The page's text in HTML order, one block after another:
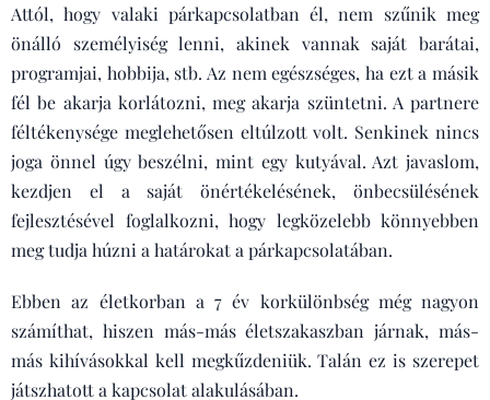
Attól, hogy valaki párkapcsolatban él, nem szűnik meg
önálló személyiség lenni, akinek vannak saját barátai,
programjai, hobbija, stb. Az nem egészséges, ha ezt a másik
fél be akarja korlátozni, meg akarja szüntetni. A partnere
féltékenysége meglehetősen eltúlzott volt. Senkinek nincs
joga önnel úgy beszélni, mint egy kutyával. Azt javaslom,
kezdjen el a saját önértékelésének, önbecsülésének
fejlesztésével foglalkozni, hogy legközelebb könnyebben
meg tudja húzni a határokat a párkapcsolatában.
Ebben az életkorban a 7 év korkülönbség még nagyon
számíthat, hiszen más-más életszakaszban járnak, más-
más kihívásokkal kell megkűzdeniük. Talán ez is szerepet
játszhatott a kapcsolat alakulásában.